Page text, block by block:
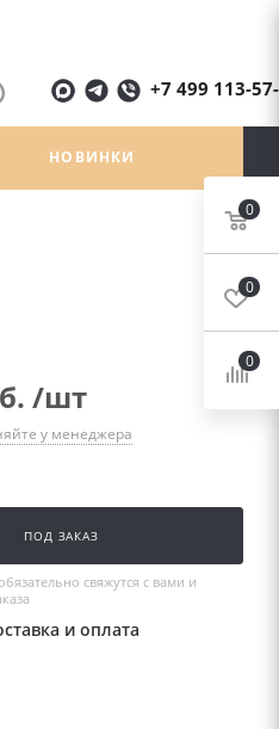
+7 499 113-
НОВИНКИ
/шт
у менеджера
ПОД ЗАКАЗ
свяжутся с вами и
и оплата
0
0
0